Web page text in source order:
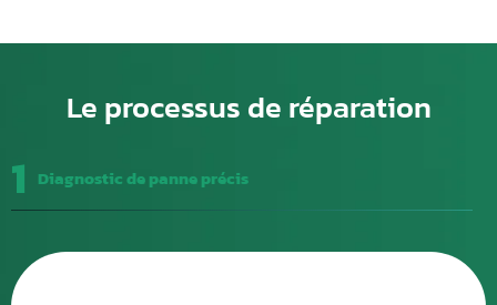
Le processus de réparation
1 Diagnostic de panne précis